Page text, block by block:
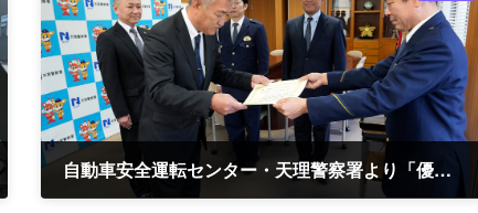
自動車安全運転センター・天理警察署より「優秀安全運転事業所」として表彰